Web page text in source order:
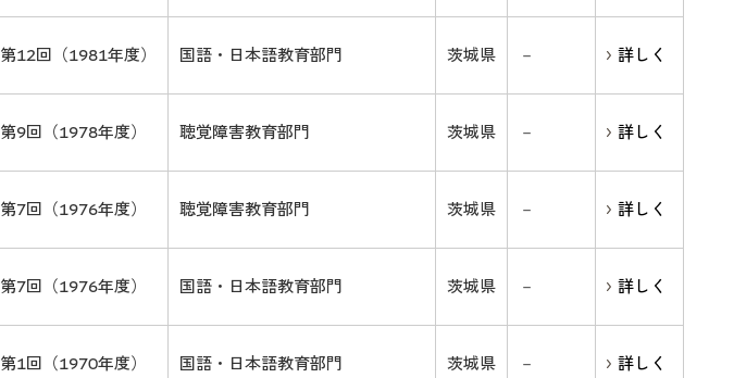
第12回（1981年度） 国語・日本語教育部門 茨城県 － 詳しく
第9回（1978年度） 聴覚障害教育部門 茨城県 － 詳しく
第7回（1976年度） 聴覚障害教育部門 茨城県 － 詳しく
第7回（1976年度） 国語・日本語教育部門 茨城県 － 詳しく
第1回（1970年度） 国語・日本語教育部門 茨城県 － 詳しく